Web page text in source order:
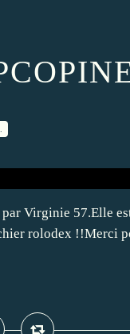
Virginie 57.Elle
rolodex !!Merci